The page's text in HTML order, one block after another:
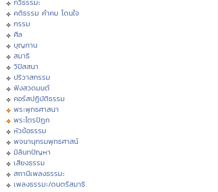
กวีธรรมะ
คติธรรม คำคม โดนใจ
กรรม
ศีล
บุญทาน
สมาธิ
วิปัสสนา
ปริวาสกรรม
ฟังสวดมนต์
คอร์สปฏิบัติธรรม
พระพุทธศาสนา
พระไตรปิฏก
หัวข้อธรรม
พจนานุกรมพุทธศาสน์
มิลินทปัญหา
เสียงธรรม
สถานีเพลงธรรมะ
เพลงธรรมะ/ดนตรีสมาธิ